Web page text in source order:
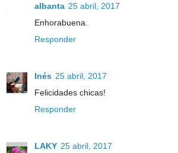
albanta 25 abril, 2017
Enhorabuena.
Responder
Inés 25 abril, 2017
Felicidades chicas!
Responder
LAKY 25 abril, 2017